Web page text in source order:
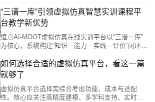
核心，融合数字孪生、VR/AR等技术，构建高仿真
产业场景，支持大规模在线实训。通过构建“岗位—
能力—学习—实践”四维图谱，实现从产业需求到能
力培养的闭环训练，推动产教深度融合，为高素质
技术技能人才培养提供新范式。
“三谱一库”引领虚拟仿真智慧实训课程平
台教学新优势
恒点AI-MOOT虚拟仿真在线实训平台以“三谱一库”
为核心，系统构建“知识—能力—实践—评价”闭环，
字孪生、VR/MR等技术，实现多终端接入与协同实
训，支持个性化学习路径规划与虚实结合实操训
练，显著提升教学精准度和资源利用率。通过数据
驱动教学管理、深化产教融合，该平台推动职业教
育向高效、精准、开放方向转型，为培养新时代技
如何选择合适的虚拟仿真平台，看这一篇
就够了
虚拟仿真平台选择需综合考虑功能、成本与适配
性。核心应关注高精度建模、多学科支持、实时交